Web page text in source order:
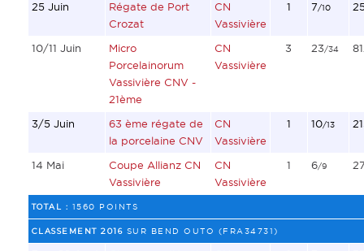
25 Juin
Régate de Port
Crozat
CN
Vassivière
1 7/10
10/11 Juin
Micro
Porcelainorum
Vassivière CNV -
21ème
CN
Vassivière
3 23/34
3/5 Juin
63 ème régate de
la porcelaine CNV
CN
Vassivière
1 10/13
14 Mai
Coupe Allianz CN
Vassivière
CN
Vassivière
1 6/9
TOTAL : 1560 POINTS
CLASSEMENT 2016 SUR BEND OUTO (FRA34731)